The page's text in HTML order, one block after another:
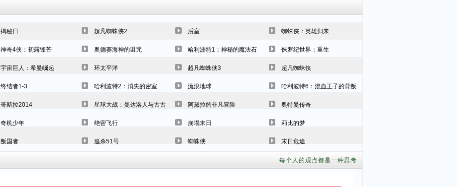
揭秘日 超凡蜘蛛侠2 后室 蜘蛛侠：英雄归来
神奇4侠：初露锋芒 奥德赛海神的诅咒 哈利波特1：神秘的魔法石 侏罗纪世界：重生
宇宙巨人：希曼崛起 环太平洋 超凡蜘蛛侠3 超凡蜘蛛侠
终结者1-3 哈利波特2：消失的密室 流浪地球 哈利波特6：混血王子的背叛
哥斯拉2014 星球大战：曼达洛人与古古 阿黛拉的非凡冒险 奥特曼传奇
奇机少年 绝密飞行 崩塌末日 莉比的梦
叛国者 追杀51号 蜘蛛侠 末日危途
每个人的观点都是一种思考